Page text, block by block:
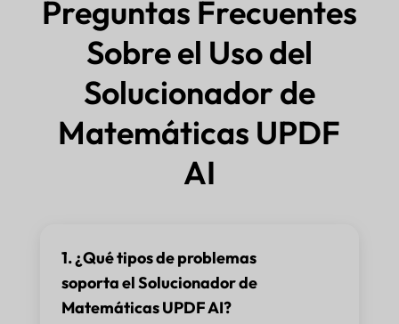
Preguntas Frecuentes
Sobre el Uso del
Solucionador de
Matemáticas UPDF
AI
1. ¿Qué tipos de problemas
soporta el Solucionador de
Matemáticas UPDF AI?